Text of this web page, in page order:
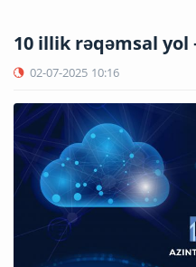
10 illik rəqəmsal yol
02-07-2025 10:16